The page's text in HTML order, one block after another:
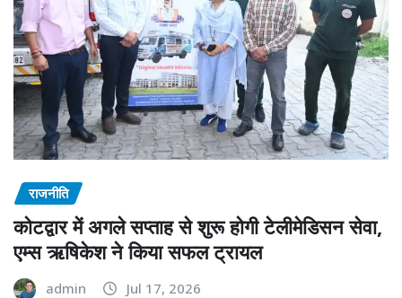
राजनीति
कोटद्वार में अगले सप्ताह से शुरू होगी टेलीमेडिसन सेवा,
एम्स ऋषिकेश ने किया सफल ट्रायल
admin Jul 17, 2026